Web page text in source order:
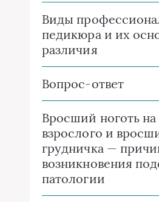
Виды
педикюра и их
различия
Вопрос-ответ
Вросший ноготь на
взрослого и
грудничка —
возникновения
патологии